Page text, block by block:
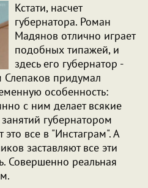
Кстати, насчет
губернатора. Роман
Мадянов отлично играет
подобных типажей, и
здесь его губернатор -
Слепаков придумал
особенность:
с ним делает всякие
губернатором
все в "Инстаграм". А
заставляют все эти
Совершенно реальная